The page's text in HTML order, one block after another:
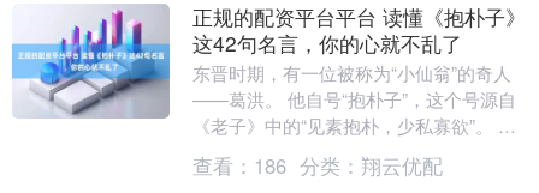
正规的配资平台平台 读懂《抱朴子》
这42句名言，你的心就不乱了
东晋时期，有一位被称为“小仙翁”的奇人
——葛洪。 他自号“抱朴子”，这个号源自
《老子》中的“见素抱朴，少私寡欲”。 他
所著的《抱朴子》一书，分为《内篇》和
《外篇....
查看： 186 分类： 翔云优配